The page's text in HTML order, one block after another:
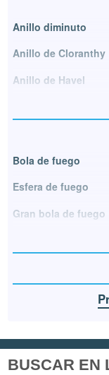
Anillo diminuto
Anillo de Cloranthy
Anillo de Havel
Bola de fuego
Esfera de fuego
Gran bola de fuego
BUSCAR EN